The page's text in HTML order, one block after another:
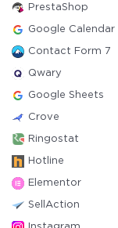
PrestaShop
Google Calendar
Contact Form 7
Qwary
Google Sheets
Crove
Ringostat
Hotline
Elementor
SellAction